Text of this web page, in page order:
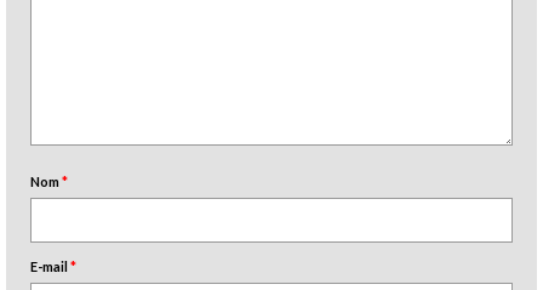
Nom*
E-mail *